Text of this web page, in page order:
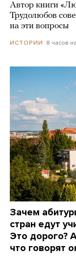
Автор книги
Трудолюбов
на эти вопросы
ИСТОРИИ 8 часов
Зачем
стран едут
Это дорого?
что говорят